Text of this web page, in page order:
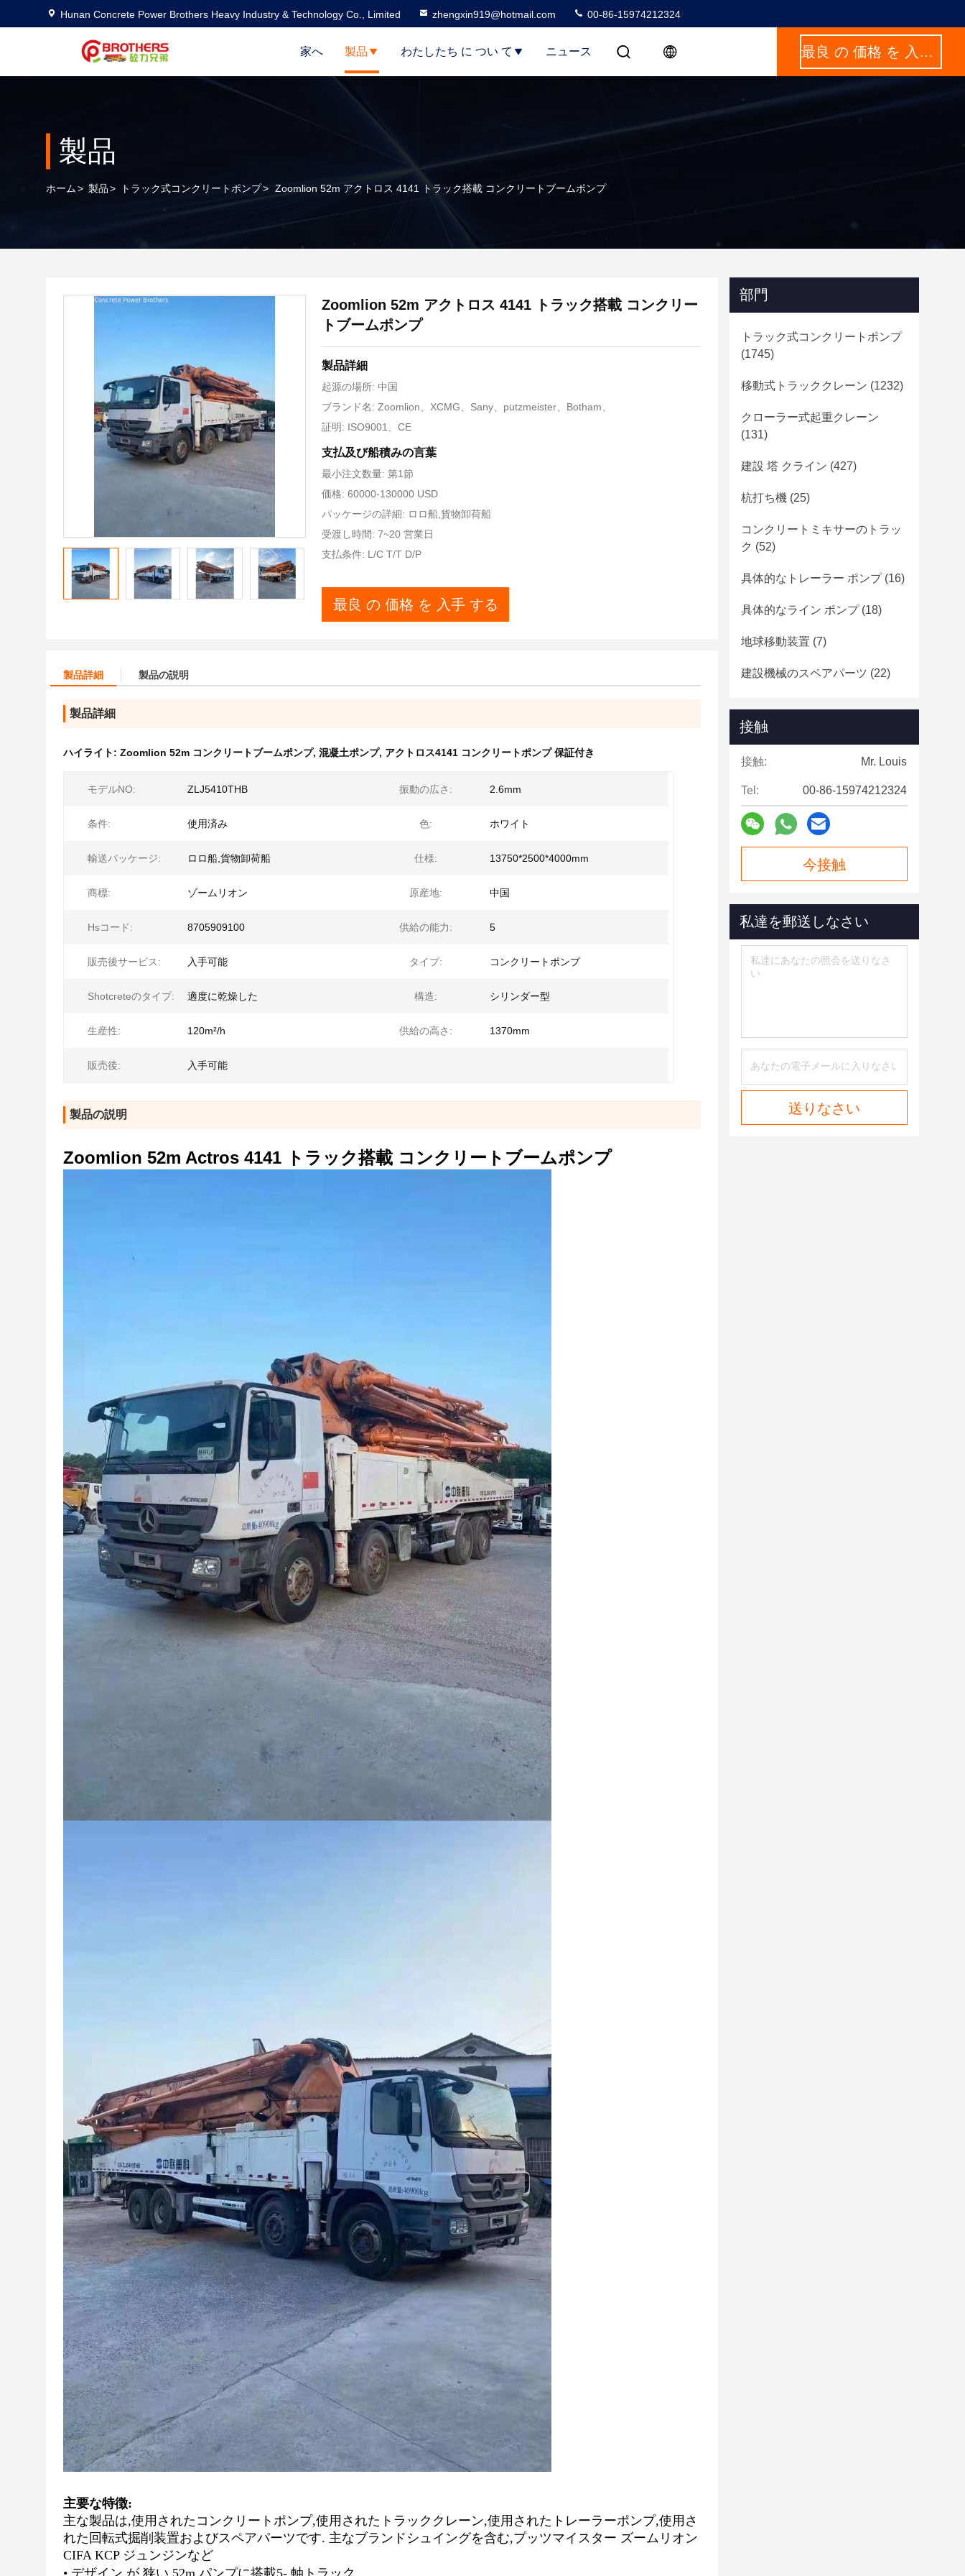
Hunan Concrete Power Brothers Heavy Industry & Technology Co., Limited zhengxin919@hotmail.com 00-86-15974212324
家へ 製品 わたしたち に つい て ニュース 最良 の 価格 を 入手 する
製品
ホーム> 製品> トラック式コンクリートポンプ> Zoomlion 52m アクトロス 4141 トラック搭載 コンクリートブームポンプ
Zoomlion 52m アクトロス 4141 トラック搭載 コンクリー
トブームポンプ
製品詳細
起源の場所: 中国
ブランド名: Zoomlion、XCMG、Sany、putzmeister、Botham、
証明: ISO9001、CE
支払及び船積みの言葉
最小注文数量: 第1節
価格: 60000-130000 USD
パッケージの詳細: ロロ船,貨物卸荷船
受渡し時間: 7~20 営業日
支払条件: L/C T/T D/P
最良 の 価格 を 入手 する
製品詳細 製品の説明
製品詳細
ハイライト: Zoomlion 52m コンクリートブームポンプ, 混凝土ポンプ, アクトロス4141 コンクリートポンプ 保証付き
モデルNO: ZLJ5410THB 振動の広さ: 2.6mm
条件: 使用済み 色: ホワイト
輸送パッケージ: ロロ船,貨物卸荷船 仕様: 13750*2500*4000mm
商標: ゾームリオン 原産地: 中国
Hsコード: 8705909100 供給の能力: 5
販売後サービス: 入手可能 タイプ: コンクリートポンプ
Shotcreteのタイプ: 適度に乾燥した 構造: シリンダー型
生産性: 120m²/h 供給の高さ: 1370mm
販売後: 入手可能
製品の説明
Zoomlion 52m Actros 4141 トラック搭載 コンクリートブームポンプ
主要な特徴:
主な製品は,使用されたコンクリートポンプ,使用されたトラッククレーン,使用されたトレーラーポンプ,使用さ
れた回転式掘削装置およびスペアパーツです. 主なブランド シュイングを含む,プッツマイスター ズームリオン
CIFA KCP ジュンジンなど
• デザイン が 狭い,52m パンプに搭載5- 軸トラック
部門
トラック式コンクリートポンプ
(1745)
移動式トラッククレーン (1232)
クローラー式起重クレーン
(131)
建設 塔 クライン (427)
杭打ち機 (25)
コンクリートミキサーのトラッ
ク (52)
具体的なトレーラー ポンプ(16)
具体的なライン ポンプ(18)
地球移動装置 (7)
建設機械のスペアパーツ (22)
接触
接触: Mr. Louis
Tel: 00-86-15974212324
今接触
私達を郵送しなさい
送りなさい